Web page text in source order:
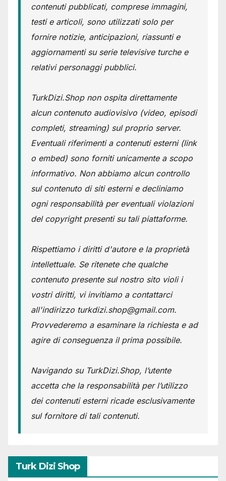
contenuti pubblicati, comprese immagini,
testi e articoli, sono utilizzati solo per
fornire notizie, anticipazioni, riassunti e
aggiornamenti su serie televisive turche e
relativi personaggi pubblici.
TurkDizi.Shop non ospita direttamente
alcun contenuto audiovisivo (video, episodi
completi, streaming) sul proprio server.
Eventuali riferimenti a contenuti esterni (link
o embed) sono forniti unicamente a scopo
informativo. Non abbiamo alcun controllo
sul contenuto di siti esterni e decliniamo
ogni responsabilità per eventuali violazioni
del copyright presenti su tali piattaforme.
Rispettiamo i diritti d'autore e la proprietà
intellettuale. Se ritenete che qualche
contenuto presente sul nostro sito violi i
vostri diritti, vi invitiamo a contattarci
all'indirizzo turkdizi.shop@gmail.com.
Provvederemo a esaminare la richiesta e ad
agire di conseguenza il prima possibile.
Navigando su TurkDizi.Shop, l’utente
accetta che la responsabilità per l’utilizzo
dei contenuti esterni ricade esclusivamente
sul fornitore di tali contenuti.
Turk Dizi Shop